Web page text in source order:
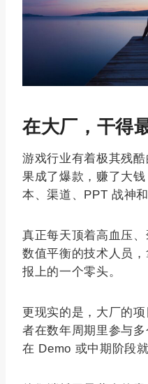
在大厂，干得
游戏行业有着极其残
果成了爆款，赚了大
本、渠道、PPT 战神和
真正每天顶着高血压
数值平衡的技术人员
报上的一个零头。
更现实的是，大厂的
者在数年周期里参与
在 Demo 或中期阶段就